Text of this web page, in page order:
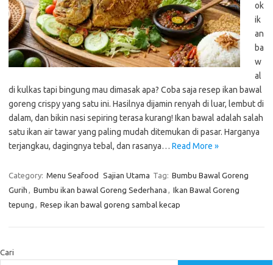
ok
ik
an
ba
w
al
di kulkas tapi bingung mau dimasak apa? Coba saja resep ikan bawal
goreng crispy yang satu ini. Hasilnya dijamin renyah di luar, lembut di
dalam, dan bikin nasi sepiring terasa kurang! Ikan bawal adalah salah
satu ikan air tawar yang paling mudah ditemukan di pasar. Harganya
terjangkau, dagingnya tebal, dan rasanya… Read More »
Category: Menu Seafood Sajian Utama Tag: Bumbu Bawal Goreng
Gurih , Bumbu ikan bawal Goreng Sederhana , Ikan Bawal Goreng
tepung , Resep ikan bawal goreng sambal kecap
Cari